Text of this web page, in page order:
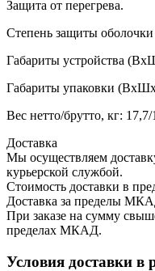
Защита от перегрева.
Степень защиты оболочки
Габариты устройства
Габариты упаковки
Вес нетто/брутто, кг: 17,7/
Доставка
Мы осуществляем
курьерской службой.
Стоимость доставки в
Доставка за пределы
При заказе на сумму
пределах МКАД.
Условия доставки